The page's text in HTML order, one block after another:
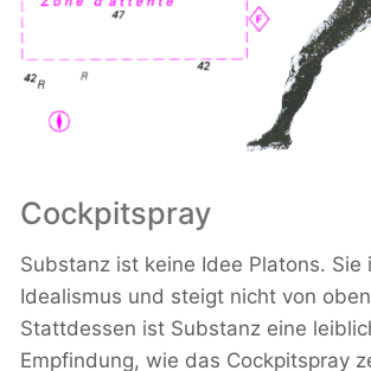
Cockpitspray
Substanz ist keine Idee Platons. Sie
Idealismus und steigt nicht von
Stattdessen ist Substanz eine
Empfindung, wie das Cockpitspray